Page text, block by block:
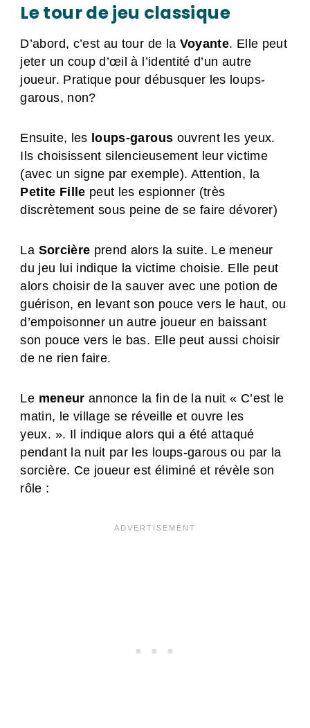
Le tour de jeu classique
D’abord, c’est au tour de la Voyante. Elle peut
jeter un coup d’œil à l’identité d’un autre
joueur. Pratique pour débusquer les loups-
garous, non?
Ensuite, les loups-garous ouvrent les yeux.
Ils choisissent silencieusement leur victime
(avec un signe par exemple). Attention, la
Petite Fille peut les espionner (très
discrètement sous peine de se faire dévorer)
La Sorcière prend alors la suite. Le meneur
du jeu lui indique la victime choisie. Elle peut
alors choisir de la sauver avec une potion de
guérison, en levant son pouce vers le haut, ou
d’empoisonner un autre joueur en baissant
son pouce vers le bas. Elle peut aussi choisir
de ne rien faire.
Le meneur annonce la fin de la nuit « C’est le
matin, le village se réveille et ouvre les
yeux. ». Il indique alors qui a été attaqué
pendant la nuit par les loups-garous ou par la
sorcière. Ce joueur est éliminé et révèle son
rôle :